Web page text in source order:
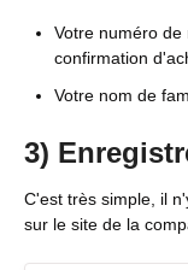
Votre numéro
confirmation
Votre nom de
3)
C'est très simple, il
sur le site de la